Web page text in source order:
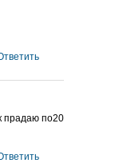
прадаю по20